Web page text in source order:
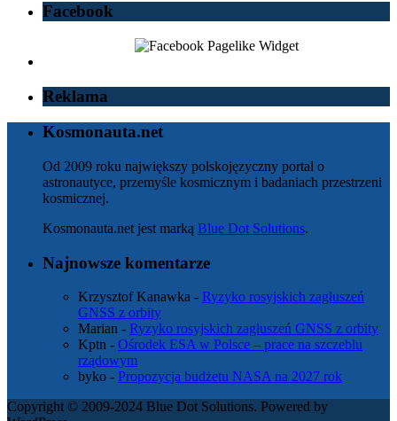
Facebook
Reklama
Kosmonauta.net
Od 2009 roku największy polskojęzyczny portal o
astronautyce, przemyśle kosmicznym i badaniach przestrzeni
kosmicznej.
Kosmonauta.net jest marką Blue Dot Solutions.
Najnowsze komentarze
Krzysztof Kanawka - Ryzyko rosyjskich zagłuszeń
GNSS z orbity
Marian - Ryzyko rosyjskich zagłuszeń GNSS z orbity
Kptn - Ośrodek ESA w Polsce – prace na szczeblu
rządowym
byko - Propozycja budżetu NASA na 2027 rok
Copyright © 2009-2024 Blue Dot Solutions. Powered by